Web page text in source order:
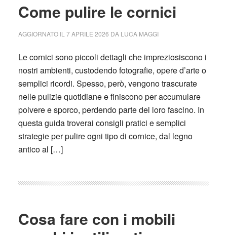
Come pulire le cornici
AGGIORNATO IL 7 APRILE 2026 DA LUCA MAGGI
Le cornici sono piccoli dettagli che impreziosiscono i
nostri ambienti, custodendo fotografie, opere d’arte o
semplici ricordi. Spesso, però, vengono trascurate
nelle pulizie quotidiane e finiscono per accumulare
polvere e sporco, perdendo parte del loro fascino. In
questa guida troverai consigli pratici e semplici
strategie per pulire ogni tipo di cornice, dal legno
antico al […]
Cosa fare con i mobili